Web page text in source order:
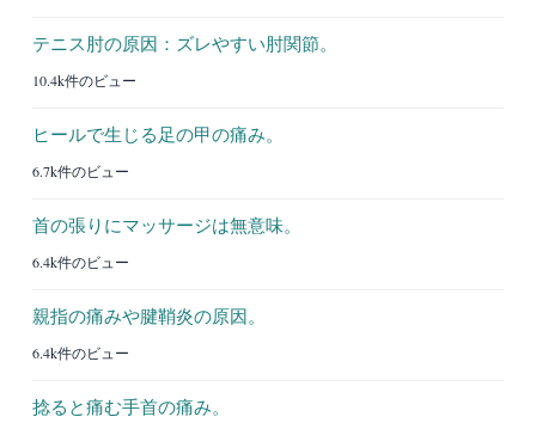
テニス肘の原因：ズレやすい肘関節。
10.4k件のビュー
ヒールで生じる足の甲の痛み。
6.7k件のビュー
首の張りにマッサージは無意味。
6.4k件のビュー
親指の痛みや腱鞘炎の原因。
6.4k件のビュー
捻ると痛む手首の痛み。